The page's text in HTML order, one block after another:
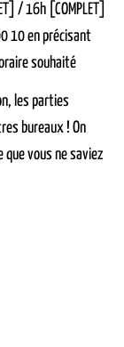
/ 16h [COMPLET]
10 en précisant
souhaité
les parties
bureaux ! On
vous ne saviez